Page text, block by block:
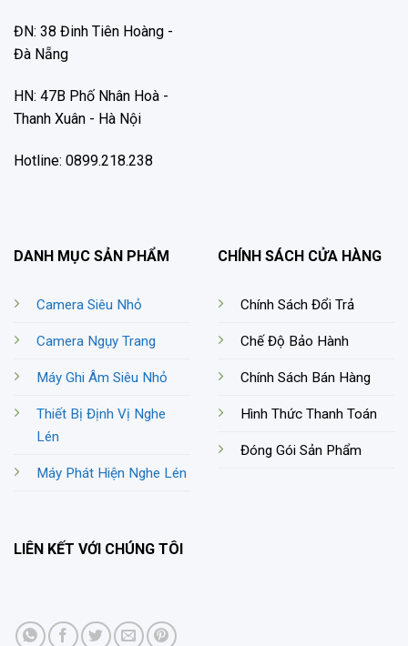
ĐN: 38 Đinh Tiên Hoàng -
Đà Nẵng
HN: 47B Phố Nhân Hoà -
Thanh Xuân - Hà Nội
Hotline: 0899.218.238
DANH MỤC SẢN PHẨM
Camera Siêu Nhỏ
Camera Ngụy Trang
Máy Ghi Âm Siêu Nhỏ
Thiết Bị Định Vị Nghe
Lén
Máy Phát Hiện Nghe Lén
CHÍNH SÁCH CỬA HÀNG
Chính Sách Đổi Trả
Chế Độ Bảo Hành
Chính Sách Bán Hàng
Hình Thức Thanh Toán
Đóng Gói Sản Phẩm
LIÊN KẾT VỚI CHÚNG TÔI